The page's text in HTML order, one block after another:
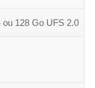
ou 128 Go UFS 2.0